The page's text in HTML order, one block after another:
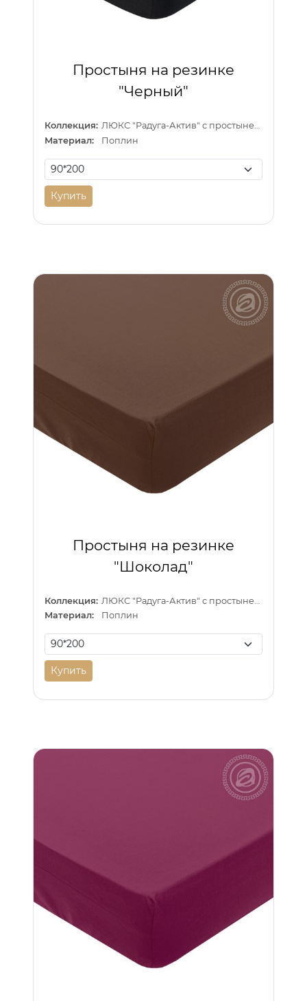
Простыня на резинке
"Черный"
Коллекция:
ЛЮКС "Радуга-Актив" с простыней на резинке
Материал:
Поплин
Купить
Простыня на резинке
"Шоколад"
Коллекция:
Материал:
Поплин
Купить